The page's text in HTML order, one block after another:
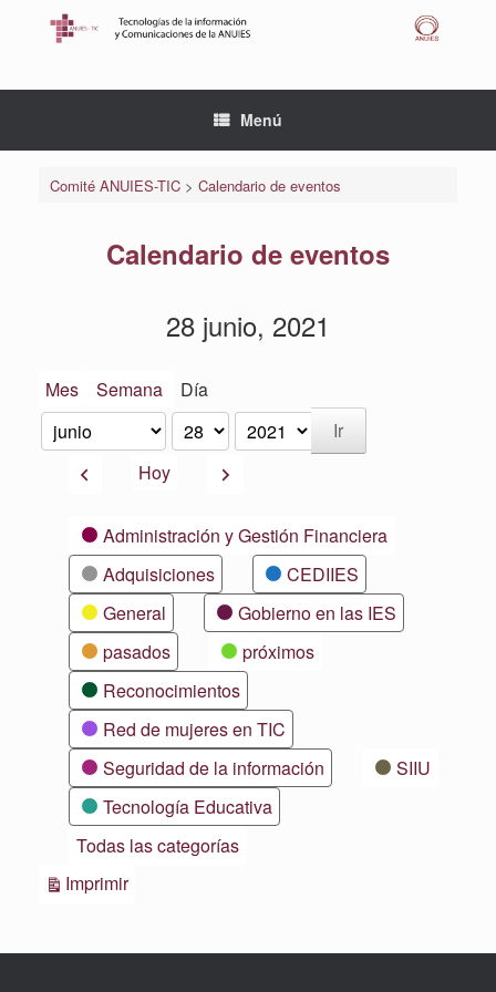
Menú
Comité ANUIES-TIC> Calendario de eventos
Calendario de eventos
28 junio, 2021
Mes Semana Día
Mes
Día
Año
AnteriorHoy Siguiente
CategoríasAdministración y Gestión Financiera
Adquisiciones
CEDIIES
General
Gobierno en las IES
pasados
próximos
Reconocimientos
Red de mujeres en TIC
Seguridad de la información
SIIU
Tecnología Educativa
Todas las categorías
ImprimirVistas